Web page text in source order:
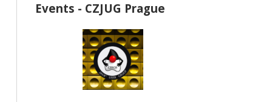
Events - CZJUG Prague